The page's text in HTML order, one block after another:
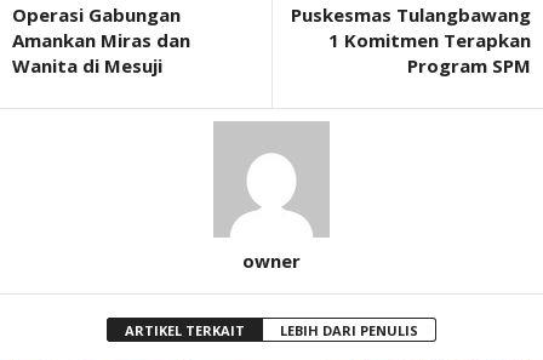
Operasi Gabungan
Amankan Miras dan
Wanita di Mesuji
Puskesmas Tulangbawang
1 Komitmen Terapkan
Program SPM
owner
ARTIKEL TERKAIT LEBIH DARI PENULIS